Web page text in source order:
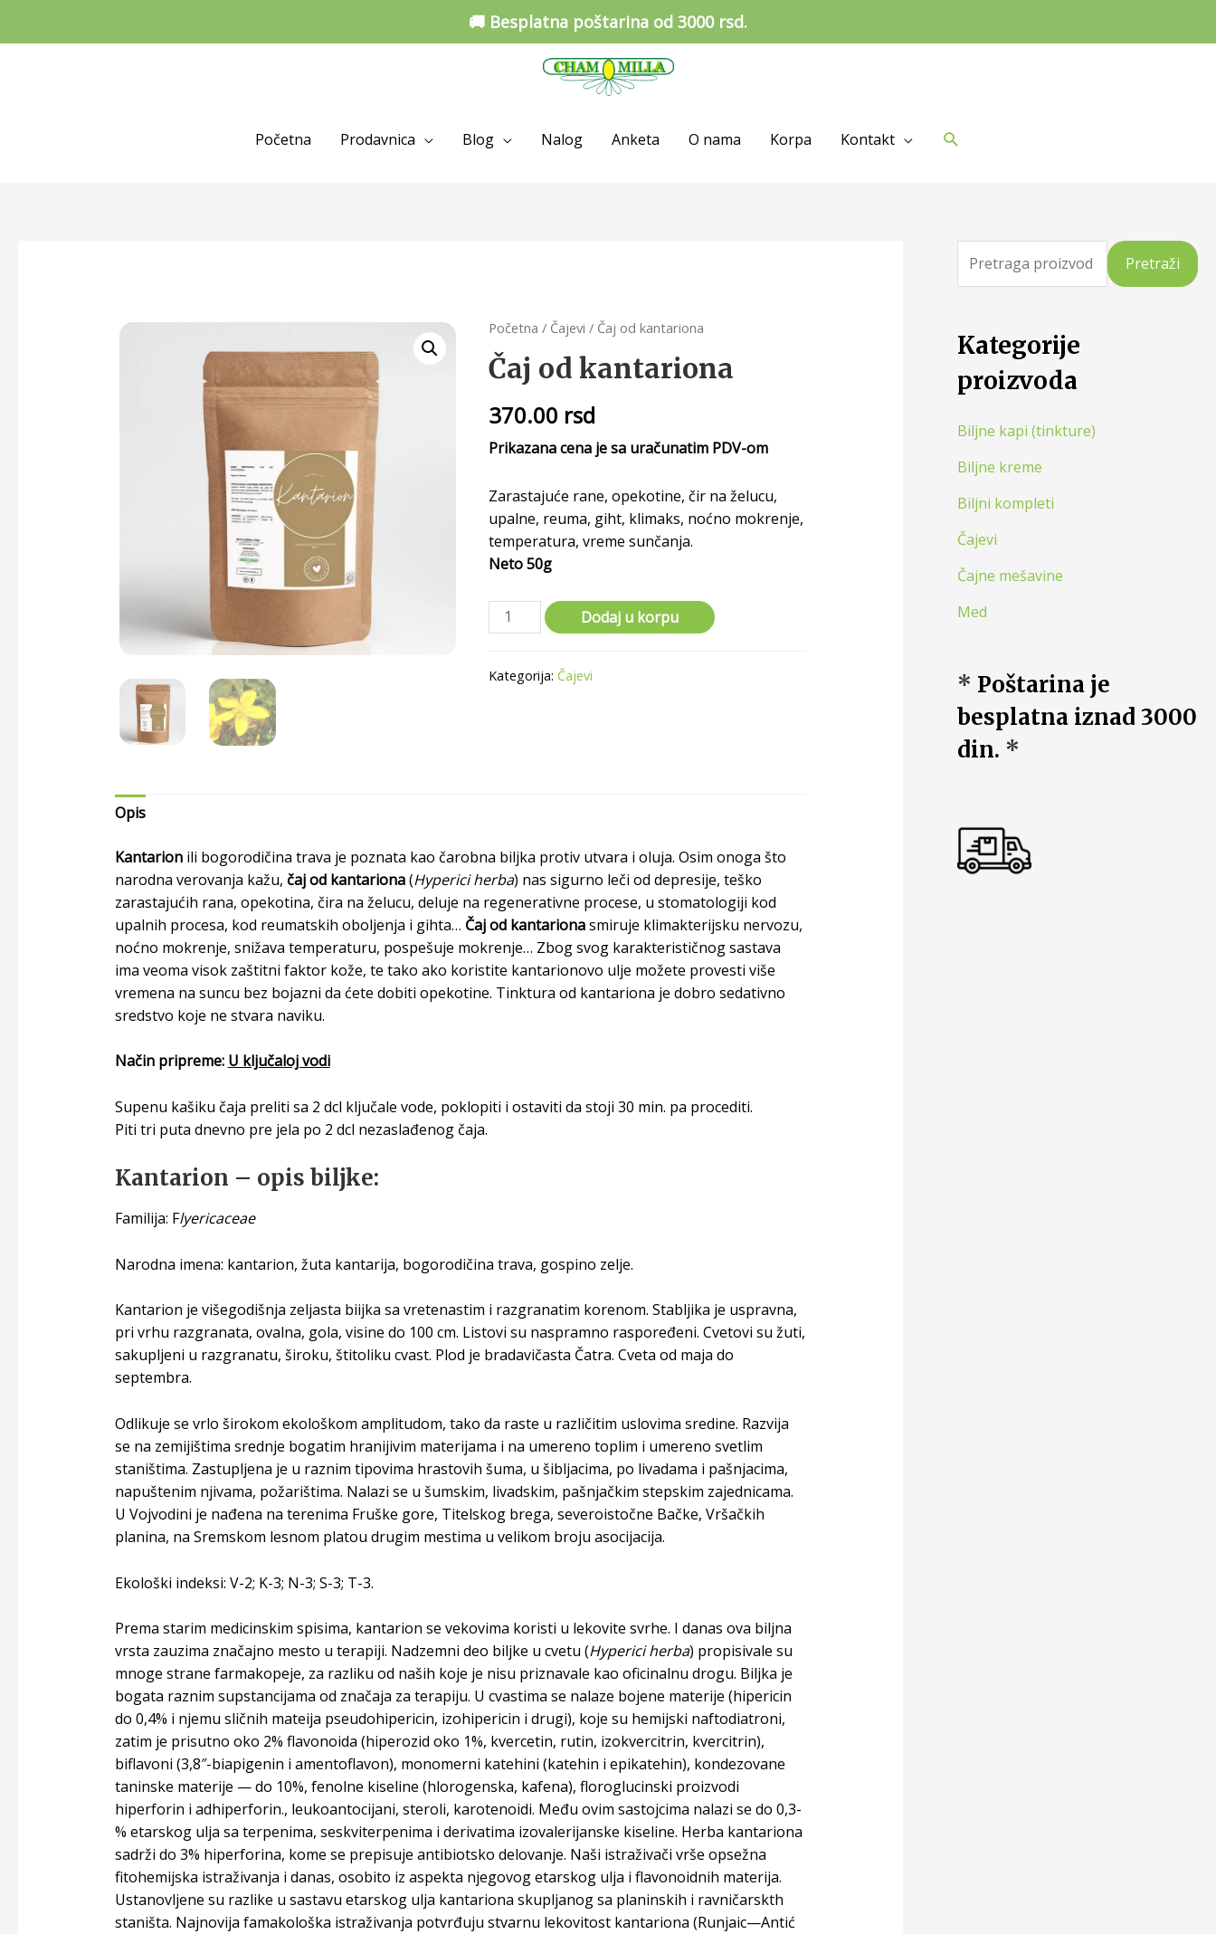
🚚 Besplatna poštarina od 3000 rsd.
Početna Prodavnica Blog Nalog Anketa O nama Korpa Kontakt
Početna / Čajevi / Čaj od kantariona
Čaj od kantariona
370.00 rsd
Prikazana cena je sa uračunatim PDV-om
Zarastajuće rane, opekotine, čir na želucu,
upalne, reuma, giht, klimaks, noćno mokrenje,
temperatura, vreme sunčanja.
Neto 50g
Dodaj u korpu
Kategorija: Čajevi
Opis
Kantarionili bogorodičina trava je poznata kao čarobna biljka protiv utvara i oluja. Osim onoga što
narodna verovanja kažu, čaj od kantariona(Hyperici herba) nas sigurno leči od depresije, teško
zarastajućih rana, opekotina, čira na želucu, deluje na regenerativne procese, u stomatologiji kod
upalnih procesa, kod reumatskih oboljenja i gihta… Čaj od kantarionasmiruje klimakterijsku nervozu,
noćno mokrenje, snižava temperaturu, pospešuje mokrenje… Zbog svog karakterističnog sastava
ima veoma visok zaštitni faktor kože, te tako ako koristite kantarionovo ulje možete provesti više
vremena na suncu bez bojazni da ćete dobiti opekotine. Tinktura od kantariona je dobro sedativno
sredstvo koje ne stvara naviku.
Način pripreme: U ključaloj vodi
Supenu kašiku čaja preliti sa 2 dcl ključale vode, poklopiti i ostaviti da stoji 30 min. pa procediti.
Piti tri puta dnevno pre jela po 2 dcl nezaslađenog čaja.
Kantarion – opis biljke:
Familija: Flyericaceae
Narodna imena: kantarion, žuta kantarija, bogorodičina trava, gospino zelje.
Kantarion je višegodišnja zeljasta biijka sa vretenastim i razgranatim korenom. Stabljika je uspravna,
pri vrhu razgranata, ovalna, gola, visine do 100 cm. Listovi su naspramno raspoređeni. Cvetovi su žuti,
sakupljeni u razgranatu, široku, štitoliku cvast. Plod je bradavičasta Čatra. Cveta od maja do
septembra.
Odlikuje se vrlo širokom ekološkom amplitudom, tako da raste u različitim uslovima sredine. Razvija
se na zemijištima srednje bogatim hranijivim materijama i na umereno toplim i umereno svetlim
staništima. Zastupljena je u raznim tipovima hrastovih šuma, u šibljacima, po livadama i pašnjacima,
napuštenim njivama, požarištima. Nalazi se u šumskim, livadskim, pašnjačkim stepskim zajednicama.
U Vojvodini je nađena na terenima Fruške gore, Titelskog brega, severoistočne Bačke, Vršačkih
planina, na Sremskom lesnom platou drugim mestima u velikom broju asocijacija.
Ekološki indeksi: V-2; K-3; N-3; S-3; T-3.
Prema starim medicinskim spisima, kantarion se vekovima koristi u lekovite svrhe. I danas ova biljna
vrsta zauzima značajno mesto u terapiji. Nadzemni deo biljke u cvetu (Hyperici herba) propisivale su
mnoge strane farmakopeje, za razliku od naših koje je nisu priznavale kao oficinalnu drogu. Biljka je
bogata raznim supstancijama od značaja za terapiju. U cvastima se nalaze bojene materije (hipericin
do 0,4% i njemu sličnih mateija pseudohipericin, izohipericin i drugi), koje su hemijski naftodiatroni,
zatim je prisutno oko 2% flavonoida (hiperozid oko 1%, kvercetin, rutin, izokvercitrin, kvercitrin),
biflavoni (3,8″-biapigenin i amentoflavon), monomerni katehini (katehin i epikatehin), kondezovane
taninske materije — do 10%, fenolne kiseline (hlorogenska, kafena), floroglucinski proizvodi
hiperforin i adhiperforin., leukoantocijani, steroli, karotenoidi. Među ovim sastojcima nalazi se do 0,3-
% etarskog ulja sa terpenima, seskviterpenima i derivatima izovalerijanske kiseline. Herba kantariona
sadrži do 3% hiperforina, kome se prepisuje antibiotsko delovanje. Naši istraživači vrše opsežna
fitohemijska istraživanja i danas, osobito iz aspekta njegovog etarskog ulja i flavonoidnih materija.
Ustanovljene su razlike u sastavu etarskog ulja kantariona skupljanog sa planinskih i ravničarskth
staništa. Najnovija famakološka istraživanja potvrđuju stvarnu lekovitost kantariona (Runjaic—Antić
Pretraži
Kategorije
proizvoda
Biljne kapi (tinkture)
Biljne kreme
Biljni kompleti
Čajevi
Čajne mešavine
Med
* Poštarina je
besplatna iznad 3000
din. *